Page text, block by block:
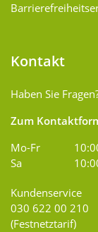
Kontakt
Haben Sie
Zum
Mo-Fr
Sa
Kundenservice
030 622 00 210
(Festnetztarif)